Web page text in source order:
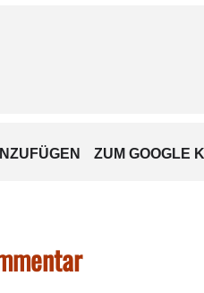
ZUM GOOGLE